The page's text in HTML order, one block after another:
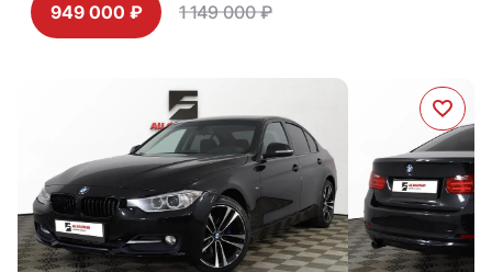
949 000 ₽ 1 149 000 ₽